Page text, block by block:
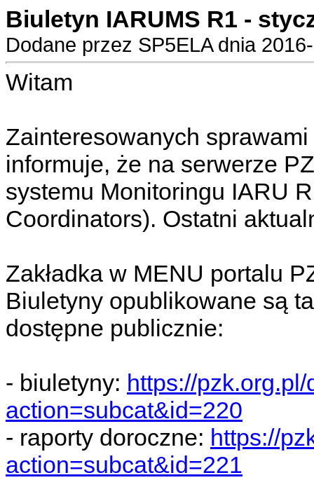
Biuletyn IARUMS R1 -
Dodane przez SP5ELA dnia
Witam
Zainteresowanych
informuje, że na serwerze
systemu Monitoringu IARU
Coordinators). Ostatni
Zakładka w MENU portalu
Biuletyny opublikowane są
dostępne publicznie:
- biuletyny: https://
action=subcat&id=220
- raporty doroczne: https://
action=subcat&id=221